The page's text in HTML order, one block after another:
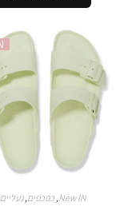
New IN כפכפים ,נעליים